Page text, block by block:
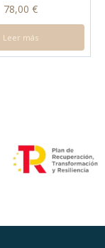
78,00 €
Leer más